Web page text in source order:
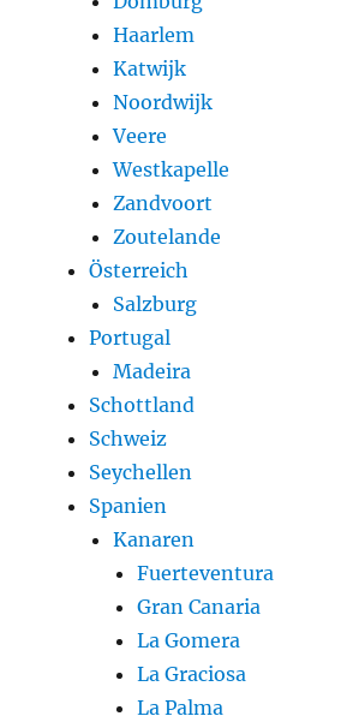
Haarlem
Katwijk
Noordwijk
Veere
Westkapelle
Zandvoort
Zoutelande
Österreich
Salzburg
Portugal
Madeira
Schottland
Schweiz
Seychellen
Spanien
Kanaren
Fuerteventura
Gran Canaria
La Gomera
La Graciosa
La Palma